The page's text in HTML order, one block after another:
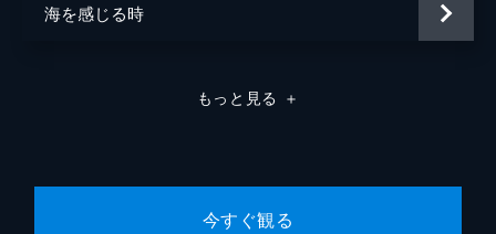
海を感じる時
もっと見る ＋
今すぐ観る